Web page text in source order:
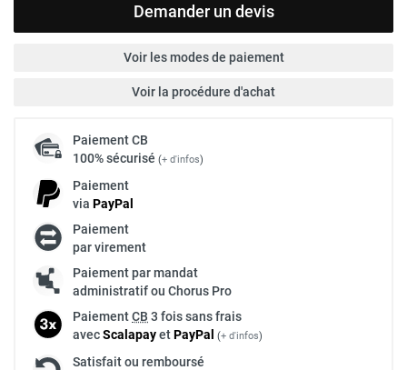
Demander un devis
Voir les modes de paiement
Voir la procédure d'achat
PaiementCB
100% sécurisé (+ d'infos)
Paiement
via PayPal
Paiement
par virement
Paiement par mandat
administratif ou Chorus Pro
PaiementCB 3 fois sans frais
avecScalapayetPayPal (+ d'infos)
Satisfait ou remboursé